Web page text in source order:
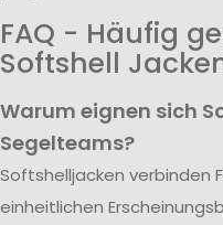
FAQ - Häufig
Softshell
Warum eignen sich
Segelteams?
Softshelljacken verbinden
einheitlichen